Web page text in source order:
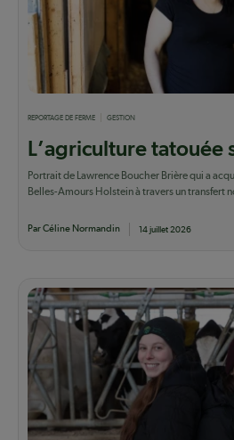
REPORTAGE DE FERME GESTION
L’agriculture
Portrait de Lawrence Boucher Brière qui a
Belles-Amours Holstein à travers un transfert
Par Céline Normandin 14 juillet 2026